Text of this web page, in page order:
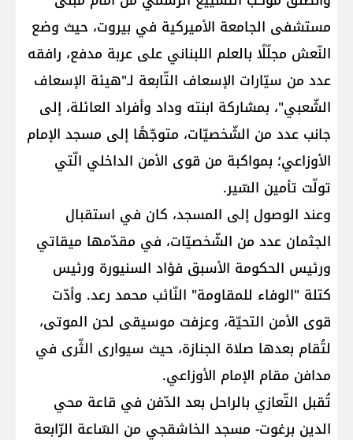
مستشفى الجامعة الأميركية في بيروت، حيث وضع
النّعش مجلّلًا بالعلم اللبناني على عربة مدفع، رافقه
عدد من سيّارات الإسعاف التّابعة لـ"هيئة الإسعاف
الشّعبي"، بمشاركة ابنته وداد وأفراد العائلة، إلى
جانب عدد من الشّخصيّات، متوجّهًا إلى مسجد الإمام
الأوزاعي؛ بمواكبة من قوى الأمن الداخلي الّتي
تولّت تأمين السّير.
وعند الوصول إلى المسجد، كان في استقبال
الجثمان عدد من الشّخصيّات، في مقدّمها ميقاتي
ورئيس الحكومة الأسبق فؤاد السنيورة ورئيس
كتلة "الوفاء للمقاومة" النّائب محمد رعد. وأدّت
قوى الأمن التحيّة، وعزفت موسيقى لحن الموتى،
لتُقام بعدها صلاة الجنازة، حيث سيوارى الثّرى في
مدافن مقام الإمام الأوزاعي.
تُقبل التّعازي بالراحل بعد الدّفن في قاعة محي
الدين برغوت- مسجد الخاشقجي من السّاعة الرّابعة